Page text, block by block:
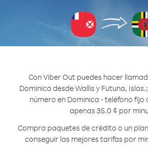
Con Viber Out puedes hacer
Dominica desde Wallis y Futuna, Islas.
número en Dominica - teléfono fijo
apenas 35.0 ¢ por
Compra paquetes de crédito o un
conseguir las mejores tarifas por